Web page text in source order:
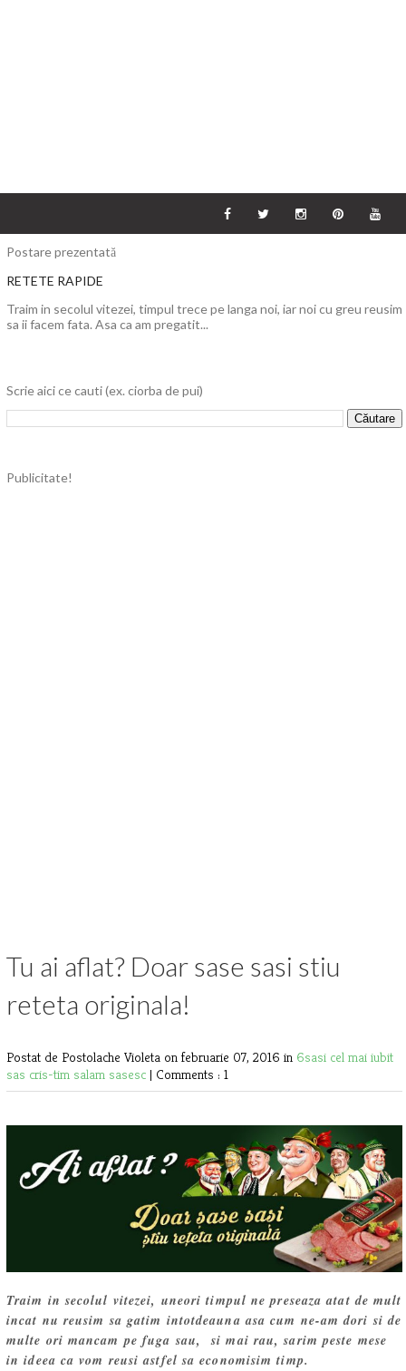
Postare prezentată
RETETE RAPIDE
Traim in secolul vitezei, timpul trece pe langa noi, iar noi cu greu reusim
sa ii facem fata. Asa ca am pregatit...
Scrie aici ce cauti (ex. ciorba de pui)
Publicitate!
Tu ai aflat? Doar sase sasi stiu
reteta originala!
Postat de Postolache Violeta on februarie 07, 2016 in 6sasi cel mai iubit
sas cris-tim salam sasesc | Comments : 1
Traim in secolul vitezei, uneori timpul ne preseaza atat de mult
incat nu reusim sa gatim intotdeauna asa cum ne-am dori si de
multe ori mancam pe fuga sau, si mai rau, sarim peste mese
in ideea ca vom reusi astfel sa economisim timp.